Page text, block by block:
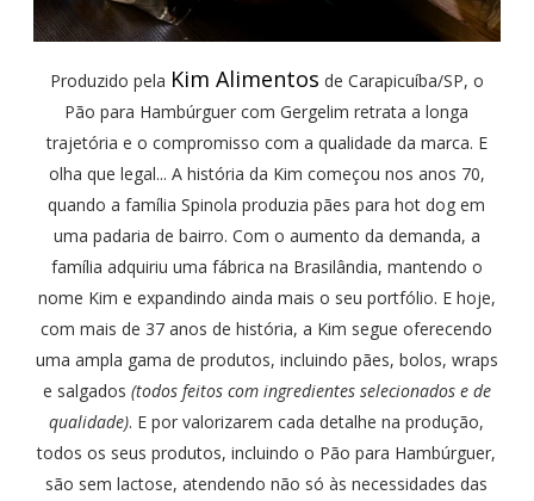
Produzido pela Kim Alimentos de Carapicuíba/SP, o
Pão para Hambúrguer com Gergelim retrata a longa
trajetória e o compromisso com a qualidade da marca. E
olha que legal... A história da Kim começou nos anos 70,
quando a família Spinola produzia pães para hot dog em
uma padaria de bairro. Com o aumento da demanda, a
família adquiriu uma fábrica na Brasilândia, mantendo o
nome Kim e expandindo ainda mais o seu portfólio. E hoje,
com mais de 37 anos de história, a Kim segue oferecendo
uma ampla gama de produtos, incluindo pães, bolos, wraps
e salgados (todos feitos com ingredientes selecionados e de
qualidade). E por valorizarem cada detalhe na produção,
todos os seus produtos, incluindo o Pão para Hambúrguer,
são sem lactose, atendendo não só às necessidades das